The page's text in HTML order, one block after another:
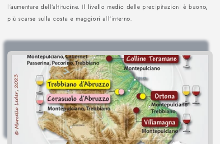
n
:
l’aumentare dell’altitudine. Il livello medio delle precipitazioni è buono,
più scarse sulla costa e maggiori all’interno.